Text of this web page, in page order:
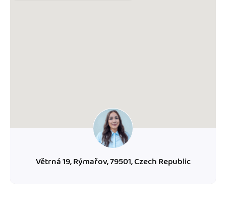
Větrná 19, Rýmařov, 79501, Czech Republic